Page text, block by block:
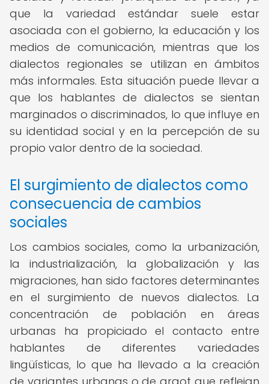
que la variedad estándar suele estar
asociada con el gobierno, la educación y los
medios de comunicación, mientras que los
dialectos regionales se utilizan en ámbitos
más informales. Esta situación puede llevar a
que los hablantes de dialectos se sientan
marginados o discriminados, lo que influye en
su identidad social y en la percepción de su
propio valor dentro de la sociedad.
El surgimiento de dialectos como
consecuencia de cambios
sociales
Los cambios sociales, como la urbanización,
la industrialización, la globalización y las
migraciones, han sido factores determinantes
en el surgimiento de nuevos dialectos. La
concentración de población en áreas
urbanas ha propiciado el contacto entre
hablantes de diferentes variedades
lingüísticas, lo que ha llevado a la creación